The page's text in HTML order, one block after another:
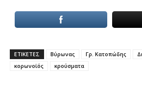
ΕΤΙΚΕΤΕΣ Βύρωνας Γρ. Κατοπώδης
κορωνοϊός
κρούσματα